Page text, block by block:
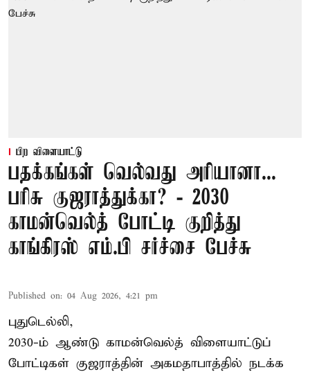
பிற விளையாட்டு
பதக்கங்கள் வெல்வது அரியானா...
பரிசு குஜராத்துக்கா? - 2030
காமன்வெல்த் போட்டி குறித்து
காங்கிரஸ் எம்.பி சர்ச்சை பேச்சு
Published on: 04 Aug 2026, 4:21 pm
புதுடெல்லி,
2030-ம் ஆண்டு காமன்வெல்த் விளையாட்டுப்
போட்டிகள் குஜராத்தின் அகமதாபாத்தில் நடக்க